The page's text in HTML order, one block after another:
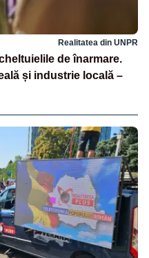
Realitatea din UNPR
de înarmare.
și industrie locală –